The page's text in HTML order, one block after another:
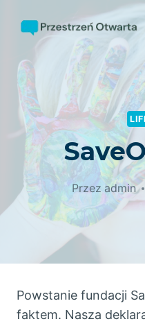
Przez admin
Powstanie fundacji
faktem. Nasza